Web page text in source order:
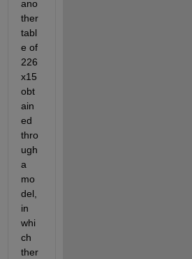
ano
ther
tabl
e of
226
x15
obt
ain
ed
thro
ugh
a
mo
del,
in
whi
ch
ther